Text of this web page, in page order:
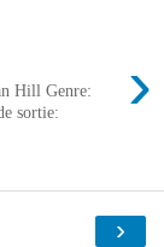
›
Hill Genre:
sortie:
›